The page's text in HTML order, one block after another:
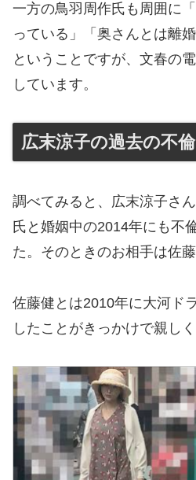
一方の鳥羽周作氏も周囲に
っている」「奥さんとは離
ということですが、文春の
しています。
広末涼子の過去の不倫
調べてみると、広末涼子さ
氏と婚姻中の2014年にも不
た。そのときのお相手は佐藤
佐藤健とは2010年に大河ド
したことがきっかけで親し